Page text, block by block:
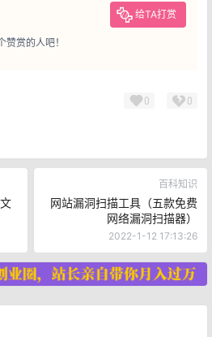
给TA打赏
赏的人吧！
0 0
百科知识
网站漏洞扫描工具（五款免费
网络漏洞扫描器）
2022-1-12 17:13:26